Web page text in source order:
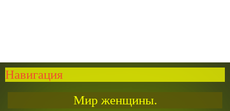
Навигация
Мир женщины.